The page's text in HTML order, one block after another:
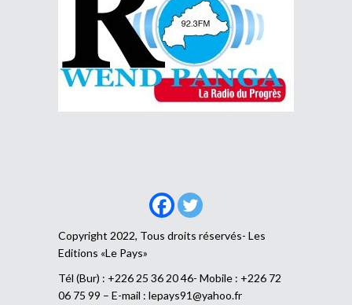
Copyright 2022, Tous droits réservés- Les
Editions «Le Pays»
Tél (Bur) : +226 25 36 20 46- Mobile : +226 72
06 75 99 – E-mail : lepays91@yahoo.fr